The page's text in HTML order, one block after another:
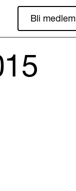
Bli medlem